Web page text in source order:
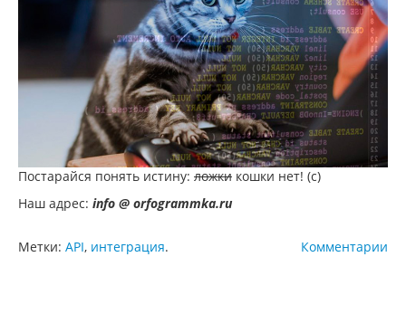
Постарайся понять истину: ложки кошки нет! (с)
Наш адрес: info @ orfogrammka.ru
Комментарии
Метки: API, интеграция.